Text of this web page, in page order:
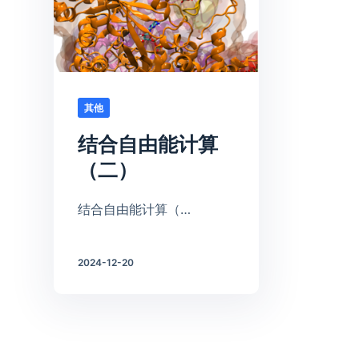
其他
结合自由能计算
（二）
结合自由能计算（…
2024-12-20